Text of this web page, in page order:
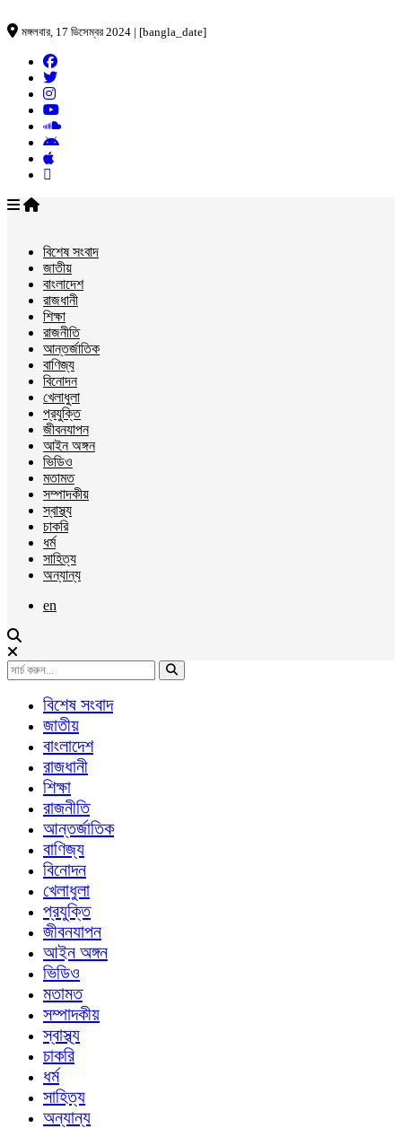
মঙ্গলবার, 17 ডিসেম্বর 2024 | [bangla_date]
বিশেষ সংবাদ
জাতীয়
বাংলাদেশ
রাজধানী
শিক্ষা
রাজনীতি
আন্তর্জাতিক
বাণিজ্য
বিনোদন
খেলাধুলা
প্রযুক্তি
জীবনযাপন
আইন অঙ্গন
ভিডিও
মতামত
সম্পাদকীয়
স্বাস্থ্য
চাকরি
ধর্ম
সাহিত্য
অন্যান্য
en
বিশেষ সংবাদ
জাতীয়
বাংলাদেশ
রাজধানী
শিক্ষা
রাজনীতি
আন্তর্জাতিক
বাণিজ্য
বিনোদন
খেলাধুলা
প্রযুক্তি
জীবনযাপন
আইন অঙ্গন
ভিডিও
মতামত
সম্পাদকীয়
স্বাস্থ্য
চাকরি
ধর্ম
সাহিত্য
অন্যান্য